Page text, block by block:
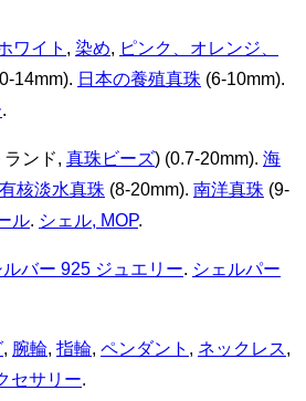
ワイト , 染め, ピンク、オレンジ、
14mm). 日本の養殖真珠 (6-10mm).
.
ランド, 真珠ビーズ) (0.7-20mm). 海
有核淡水真珠 (8-20mm). 南洋真珠 (9-
ル. シェル, MOP.
ルバー 925 ジュエリー. シェルパー
, 腕輪, 指輪, ペンダント , ネックレス,
セサリー.